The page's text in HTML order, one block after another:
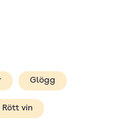
Glögg
Rött vin